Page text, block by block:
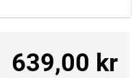
639,00 kr